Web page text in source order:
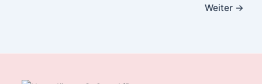
Weiter →